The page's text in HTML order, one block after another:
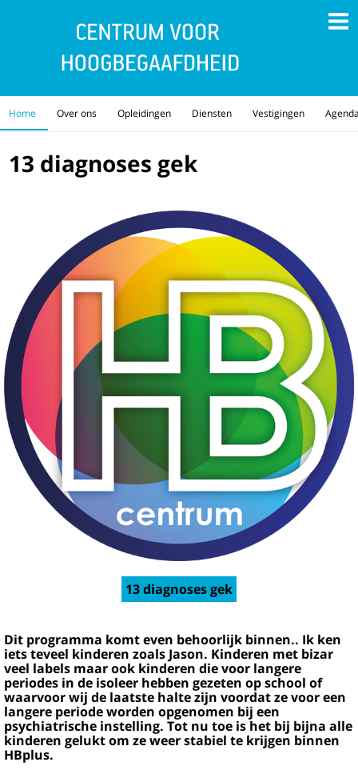
Home Over ons Opleidingen Diensten Vestigingen
13 diagnoses gek
13 diagnoses gek
Dit programma komt even behoorlijk binnen.. Ik ken
iets teveel kinderen zoals Jason. Kinderen met bizar
veel labels maar ook kinderen die voor langere
periodes in de isoleer hebben gezeten op school of
waarvoor wij de laatste halte zijn voordat ze voor een
langere periode worden opgenomen bij een
psychiatrische instelling. Tot nu toe is het bij bijna alle
kinderen gelukt om ze weer stabiel te krijgen binnen
HBplus.